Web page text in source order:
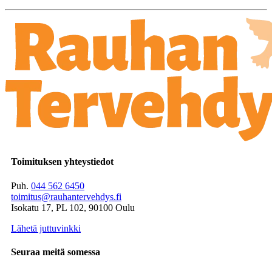
Toimituksen yhteystiedot
Puh. 044 562 6450
toimitus@rauhantervehdys.fi
Isokatu 17, PL 102, 90100 Oulu
Lähetä juttuvinkki
Seuraa meitä somessa